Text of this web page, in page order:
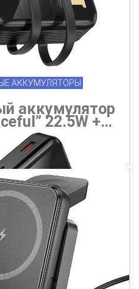
АККУМУЛЯТОРЫ
аккумулятор
22.5W +
20000mAh